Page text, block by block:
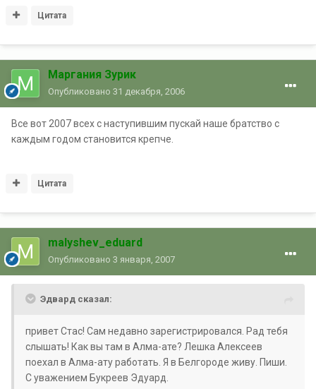
Цитата
Маргания Зурик
Опубликовано 31 декабря, 2006
Все вот 2007 всех с наступившим пускай наше братство с
каждым годом становится крепче.
Цитата
malyshev_eduard
Опубликовано 3 января, 2007
Эдвард сказал:
привет Стас! Сам недавно зарегистрировался. Рад тебя
слышать! Как вы там в Алма-ате? Лешка Алексеев
поехал в Алма-ату работать. Я в Белгороде живу. Пиши.
С уважением Букреев Эдуард.